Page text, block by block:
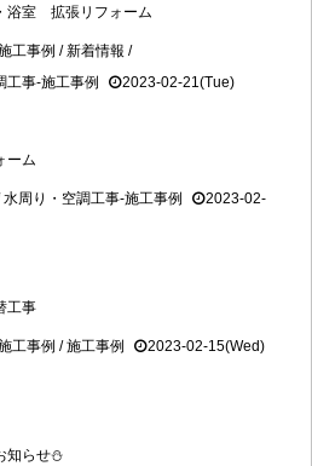
浴室 拡張リフォーム
工事例 /新着情報 /
工事-施工事例
2023-02-21(Tue)
ーム
水周り・空調工事-施工事例
2023-02-
工事
工事例 /施工事例 2023-02-15(Wed)
知らせ⛄